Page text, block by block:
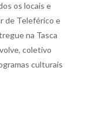
os locais e
de Teleférico e
na Tasca
coletivo
culturais